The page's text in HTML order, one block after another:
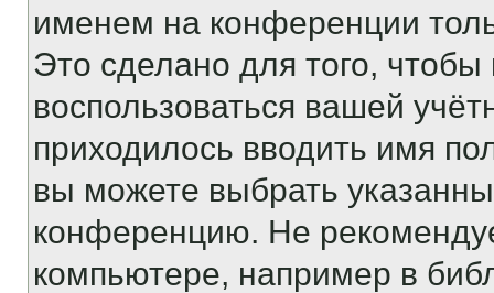
именем на конференции
Это сделано для того, чтобы
воспользоваться вашей
приходилось вводить имя
вы можете выбрать
конференцию. Не
компьютере, например в